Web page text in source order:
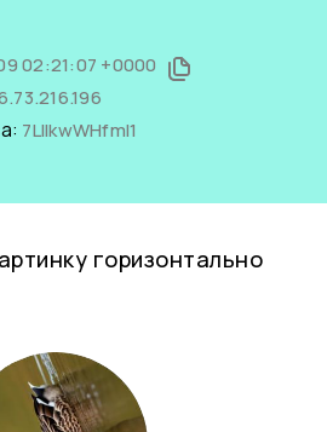
02:21:07 +0000
7LIlkwWHfmI1
горизонтально